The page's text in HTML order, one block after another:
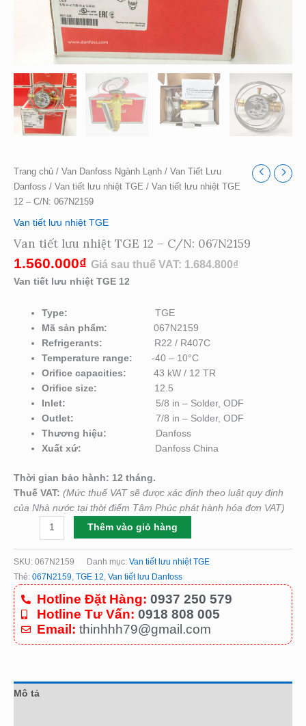
Trang chủ / Van Danfoss Ngành Lạnh / Van Tiết Lưu
Danfoss / Van tiết lưu nhiệt TGE / Van tiết lưu nhiệt TGE
12 – C/N: 067N2159
Van tiết lưu nhiệt TGE
Van tiết lưu nhiệt TGE 12 – C/N: 067N2159
1.560.000₫ Giá sau thuế VAT: 1.684.800₫
Van tiết lưu nhiệt TGE 12
Type:TGE
Mã sản phẩm:067N2159
Refrigerants:
R22 / R407C
Temperature range:-40 – 10°C
Orifice capacities:43 kW / 12 TR
Orifice size: 12.5
Inlet: 5/8 in – Solder, ODF
Outlet:7/8 in – Solder, ODF
Thương hiệu:
Danfoss
Xuất xứ:
Danfoss China
Thời gian bảo hành: 12 tháng.
Thuế VAT: (Mức thuế VAT sẽ được xác định theo luật quy định
của Nhà nước tại thời điểm Tâm Phúc phát hành hóa đơn VAT)
Thêm vào giỏ hàng
SKU: 067N2159 Danh mục: Van tiết lưu nhiệt TGE
Thẻ: 067N2159 TGE 12 Van tiết lưu Danfoss
Hotline Đặt Hàng: 0937 250 579
Hotline Tư Vấn: 0918 808 005
Email: thinhhh79@gmail.com
Mô tả